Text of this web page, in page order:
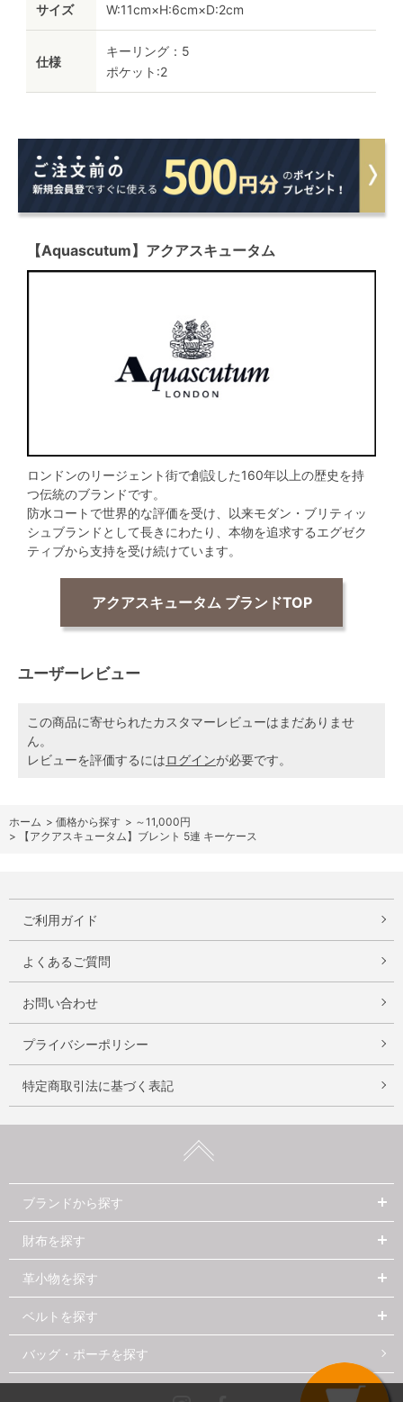
サイズ W:11cm×H:6cm×D:2cm
仕様
キーリング：5
ポケット:2
【Aquascutum】アクアスキュータム
ロンドンのリージェント街で創設した160年以上の歴史を持
つ伝統のブランドです。
防水コートで世界的な評価を受け、以来モダン・ブリティッ
シュブランドとして長きにわたり、本物を追求するエグゼク
ティブから支持を受け続けています。
アクアスキュータム ブランドTOP
ユーザーレビュー
この商品に寄せられたカスタマーレビューはまだありませ
ん。
レビューを評価するにはログインが必要です。
ホーム > 価格から探す > ～11,000円
>
【アクアスキュータム】ブレント 5連 キーケース
ご利用ガイド
よくあるご質問
お問い合わせ
プライバシーポリシー
特定商取引法に基づく表記
ブランドから探す
財布を探す
革小物を探す
ベルトを探す
バッグ・ポーチを探す